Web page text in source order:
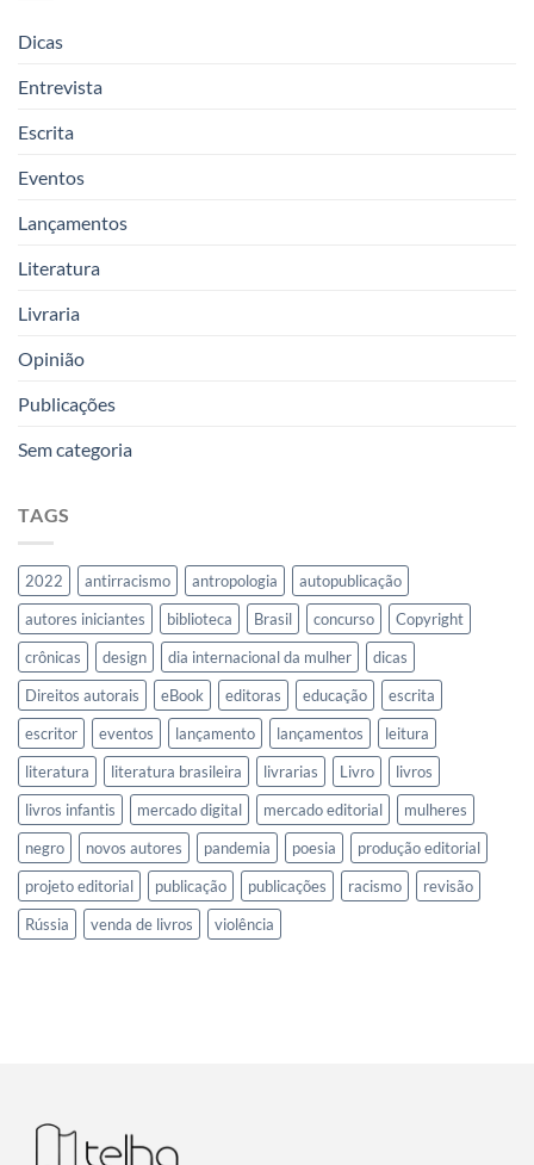
Dicas
Entrevista
Escrita
Eventos
Lançamentos
Literatura
Livraria
Opinião
Publicações
Sem categoria
TAGS
2022 antirracismo antropologia
autopublicação
autores iniciantes
biblioteca Brasil concurso
Copyright
crônicas
design dia internacional da mulher
dicas
Direitos autorais
eBook editoras educação
escrita
escritor
eventos lançamento lançamentos
leitura
literatura
literatura brasileira livrarias Livro
livros
livros infantis
mercado digital mercado editorial
mulheres
negro
novos autores pandemia poesia
produção editorial
projeto editorial
publicação publicações racismo
revisão
Rússia
venda de livros violência